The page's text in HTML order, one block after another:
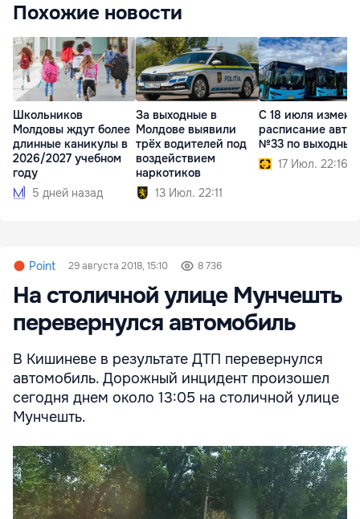
Похожие новости
Школьников
Молдовы ждут более
длинные каникулы в
2026/2027 учебном
году
5 дней назад
За выходные в
Молдове выявили
трёх водителей под
воздействием
наркотиков
13 Июл. 22:11
С 18 июля
расписание
№33 по выходным
17 Июл. 22:16
Point 29 августа 2018, 15:10 8 736
На столичной улице Мунчешть
перевернулся автомобиль
В Кишиневе в результате ДТП перевернулся
автомобиль. Дорожный инцидент произошел
сегодня днем около 13:05 на столичной улице
Мунчешть.